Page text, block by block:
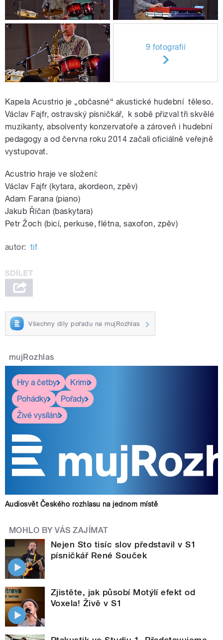
9 fotografií
Kapela Acustrio je „občasné“ akustické hudební těleso.
Václav Fajfr, ostravský písničkář, k sobě přizval tři skvělé
muzikanty, absolventy konzervatoře a zároveň i hudební
pedagogy a od června roku 2014 začali oficiálně veřejně
vystupovat.
Acustrio hraje ve složení:
Václav Fajfr (kytara, akordeon, zpěv)
Adam Farana (piano)
Jakub Říčan (baskytara)
Petr Žoch (bicí, perkuse, flétna, saxofon, zpěv)
autor: tif
Všechny díly pořadu na mujRozhlas
mujRozhlas
Hry a četby
Krimi
Pohádky
Pořady
Živé vysílání
Audiosvět Českého rozhlasu na jednom místě
MOHLO BY VÁS ZAJÍMAT
Nejen Sto tisíc slov představil v S1
písničkář René Souček
Zjistěte, jak působí Motýlí efekt od
Voxela! Živě v S1